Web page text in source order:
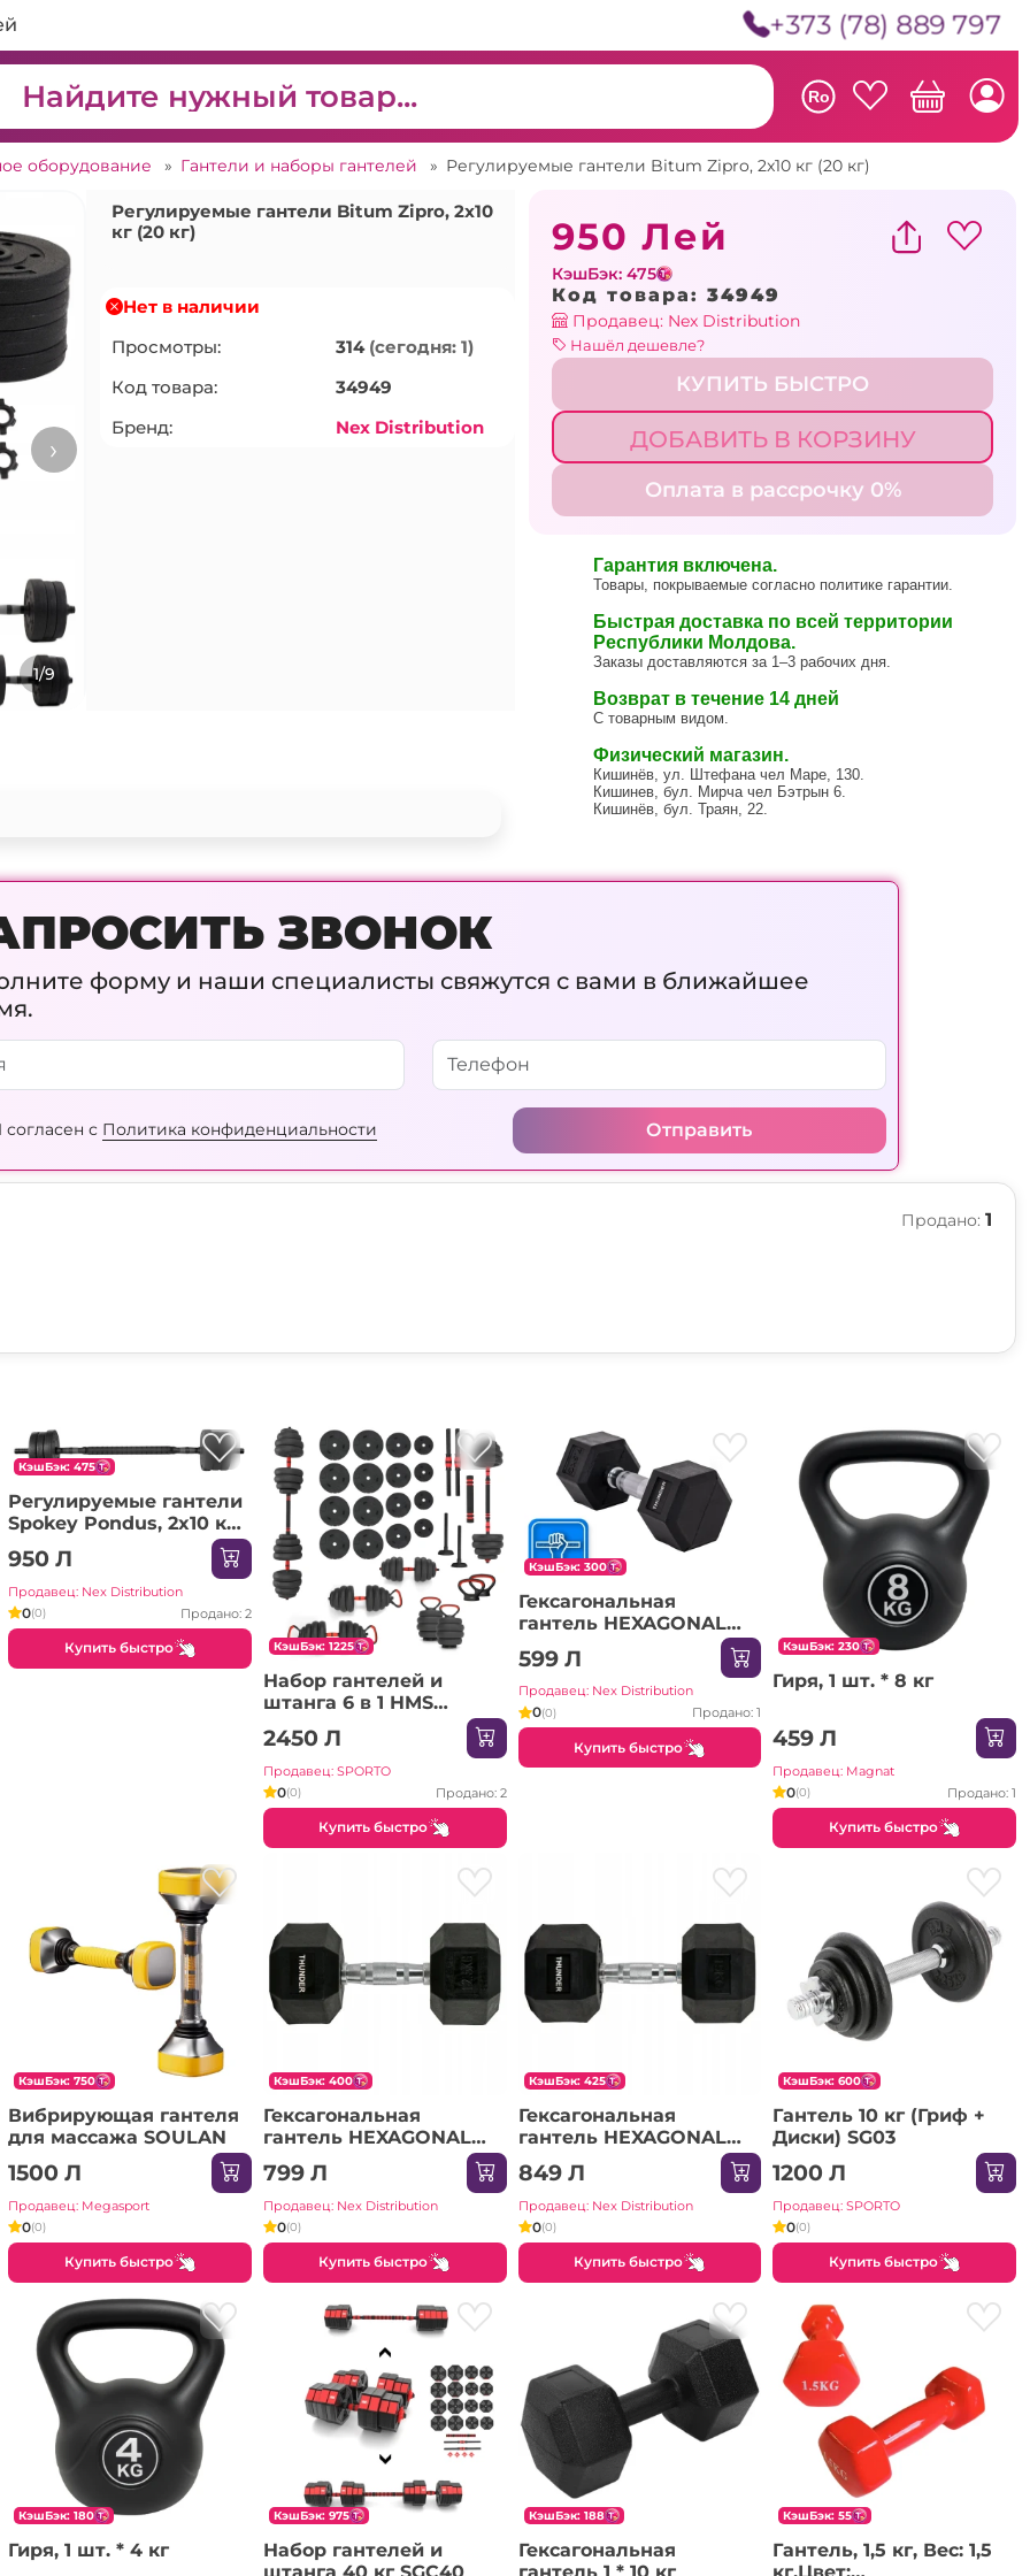
+373 (78) 889 797
Ro
оборудование » Гантели и наборы гантелей » Регулируемые гантели Bitum Zipro, 2x10 кг (20 кг)
1/9
›
Регулируемые гантели Bitum Zipro, 2x10
кг (20 кг)
Нет в наличии
Просмотры:
314 (сегодня: 1)
Код товара:
34949
Бренд:
Nex Distribution
950 Лей
КэшБэк: 475
Код товара: 34949
Продавец: Nex Distribution
Нашёл дешевле?
КУПИТЬ БЫСТРО
ДОБАВИТЬ В КОРЗИНУ
Оплата в рассрочку 0%
Гарантия включена.
Товары, покрываемые согласно политике гарантии.
Быстрая доставка по всей территории
Республики Молдова.
Заказы доставляются за 1–3 рабочих дня.
Возврат в течение 14 дней
С товарным видом.
Физический магазин.
Кишинёв, ул. Штефана чел Маре, 130.
Кишинев, бул. Мирча чел Бэтрын 6.
Кишинёв, бул. Траян, 22.
ЗВОНОК
форму и наши специалисты свяжутся с вами в ближайшее
согласен с Политика конфиденциальности Отправить
Продано: 1
КэшБэк: 475
Регулируемые гантели
Spokey Pondus, 2x10 кг
(20 кг)
950 Л
Продавец: Nex Distribution
0(0) Продано: 2
Купить быстро КэшБэк: 1225
Набор гантелей и
штанга 6 в 1 HMS
SGN140 PRO (40 кг)
2450 Л
Продавец: SPORTO
0(0) Продано: 2
Купить быстро
КэшБэк: 300
Гексагональная
гантель HEXAGONAL
DUMBBELLS Thunder
7,5 кг
599 Л
Продавец: Nex Distribution
0(0) Продано: 1
Купить быстро
КэшБэк: 230
Гиря, 1 шт. * 8 кг
459 Л
Продавец: Magnat
0(0) Продано: 1
Купить быстро
КэшБэк: 750
Вибрирующая гантеля
для массажа SOULAN
1500 Л
Продавец: Megasport
0(0)
Купить быстро
КэшБэк: 400
Гексагональная
гантель HEXAGONAL
DUMBBELLS Thunder
12,5 кг
799 Л
Продавец: Nex Distribution
0(0)
Купить быстро
КэшБэк: 425
Гексагональная
гантель HEXAGONAL
DUMBBELLS Thunder 15
кг
849 Л
Продавец: Nex Distribution
0(0)
Купить быстро
КэшБэк: 600
Гантель 10 кг (Гриф +
Диски) SG03
1200 Л
Продавец: SPORTO
0(0)
Купить быстро
КэшБэк: 180
Гиря, 1 шт. * 4 кг
КэшБэк: 975
Набор гантелей и
КэшБэк: 188
Гексагональная
КэшБэк: 55
Гантель, 1,5 кг, Вес: 1,5